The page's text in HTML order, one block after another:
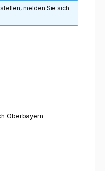
melden Sie sich